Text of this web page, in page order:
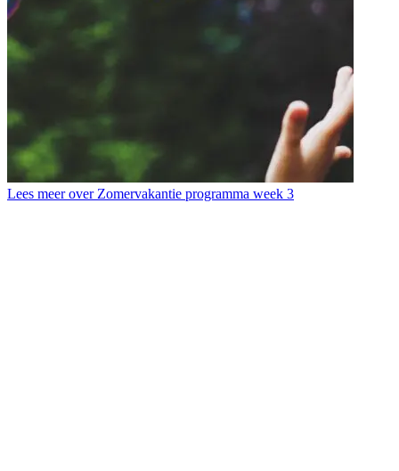
Lees meer over Zomervakantie programma week 3